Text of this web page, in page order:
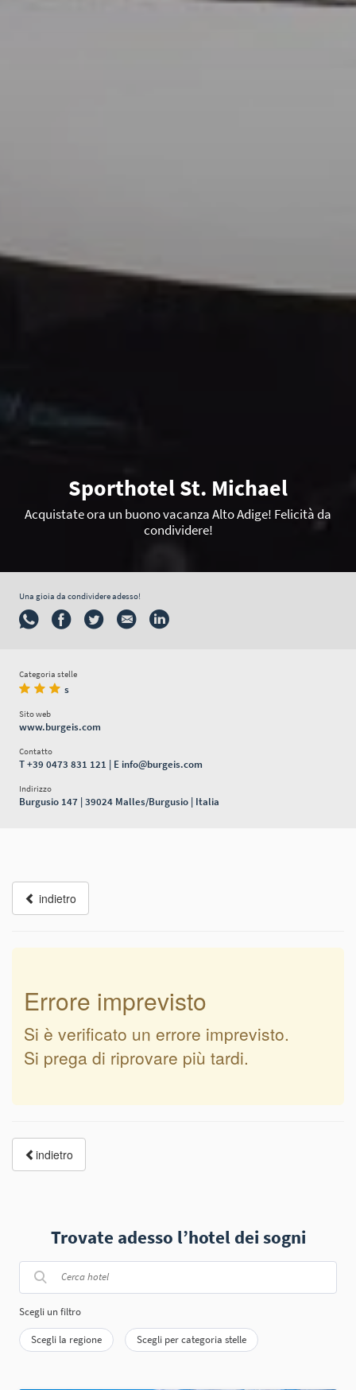
Sporthotel St. Michael
Acquistate ora un buono vacanza Alto Adige! Felicità da
condividere!
Una gioia da condividere adesso!
Categoria stelle
s
Sito web
www.burgeis.com
Contatto
T+39 0473 831 121 | E info@burgeis.com
Indirizzo
Burgusio 147 | 39024 Malles/Burgusio | Italia
Trovate adesso l’hotel dei sogni
Scegli un filtro
Scegli la regione Scegli per categoria stelle